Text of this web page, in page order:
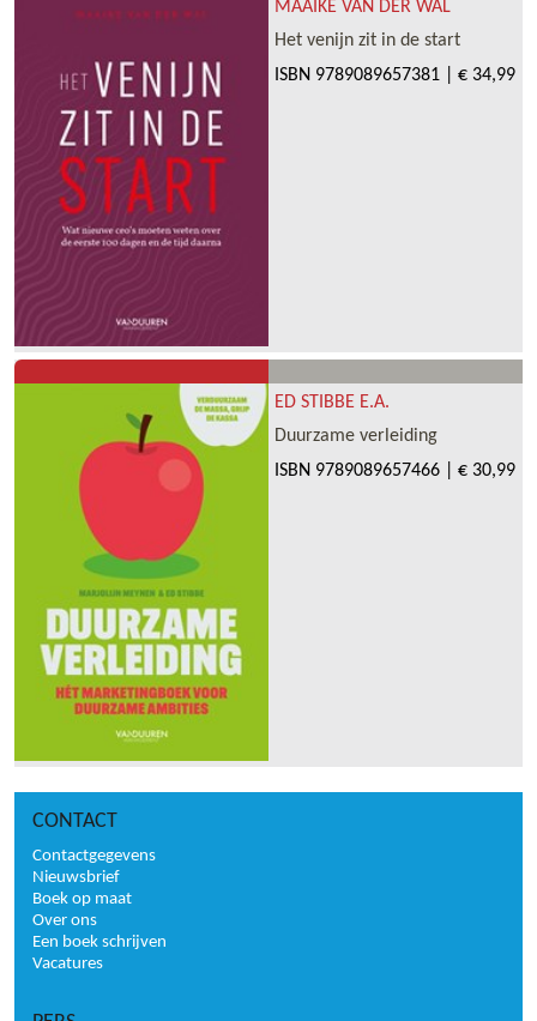
MAAIKE VAN DER WAL
Het venijn zit in de start
ISBN 9789089657381 € 34,99
ED STIBBE E.A.
Duurzame verleiding
ISBN 9789089657466 € 30,99
CONTACT
Contactgegevens
Nieuwsbrief
Boek op maat
Over ons
Een boek schrijven
Vacatures